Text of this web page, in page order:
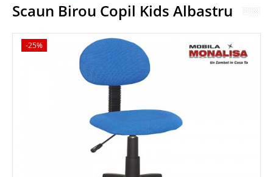
Scaun Birou Copil Kids Albastru
-25%